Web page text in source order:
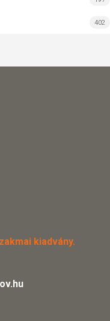
402
kiadvány.